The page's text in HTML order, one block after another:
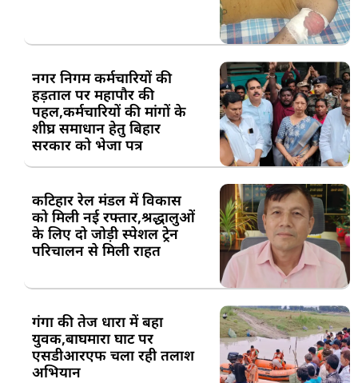
नगर निगम कर्मचारियों की
हड़ताल पर महापौर की
पहल,कर्मचारियों की मांगों के
शीघ्र समाधान हेतु बिहार
सरकार को भेजा पत्र
कटिहार रेल मंडल में विकास
को मिली नई रफ्तार,श्रद्धालुओं
के लिए दो जोड़ी स्पेशल ट्रेन
परिचालन से मिली राहत
गंगा की तेज धारा में बहा
युवक,बाघमारा घाट पर
एसडीआरएफ चला रही तलाश
अभियान